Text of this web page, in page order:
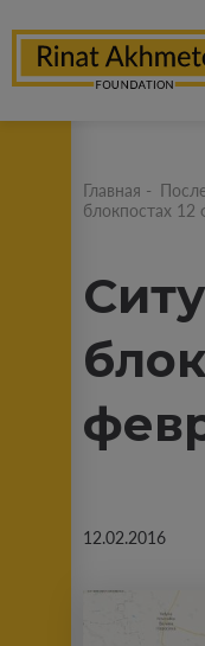
Главная -
блокпостах 12
12.02.2016